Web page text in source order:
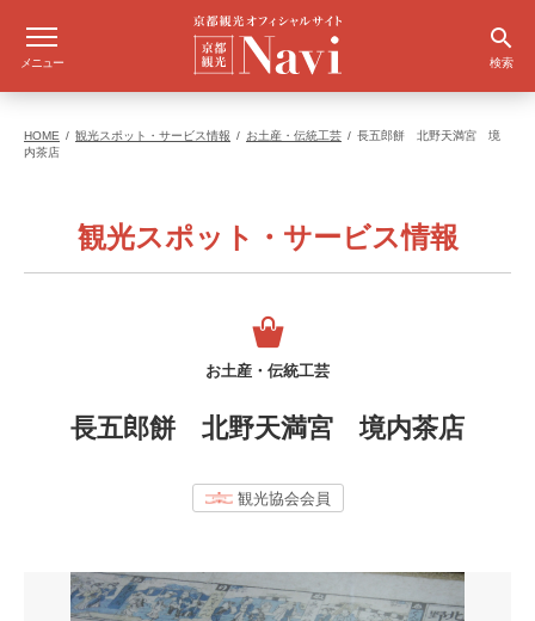
メニュー 検索
HOME 観光スポット・サービス情報 お土産・伝統工芸
長五郎餅 北野天満宮 境
内茶店
観光スポット・サービス情報
お土産・伝統工芸
長五郎餅 北野天満宮 境内茶店
観光協会会員